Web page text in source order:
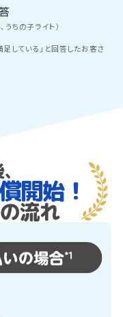
うちの子ライト）
足している」と回答したお客さ
開始！
流れ